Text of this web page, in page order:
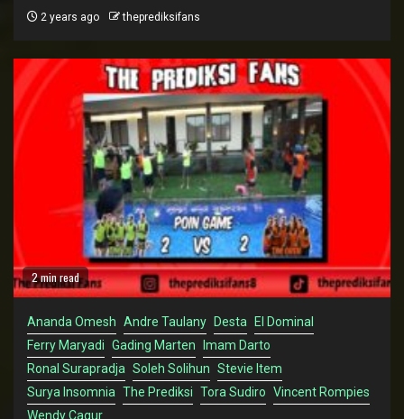
2 years ago theprediksifans
2 min read
Ananda Omesh Andre Taulany Desta El Dominal
Ferry Maryadi Gading Marten Imam Darto
Ronal Surapradja Soleh Solihun Stevie Item
Surya Insomnia The Prediksi Tora Sudiro Vincent Rompies
Wendy Cagur